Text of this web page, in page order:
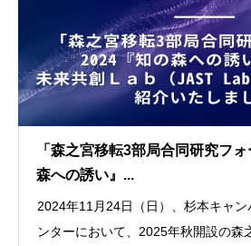
「森之宮移転3部局合同研究フ
森への誘い』...
2024年11月24日（日）、杉本キャ
ンターにおいて、2025年秋開設の森